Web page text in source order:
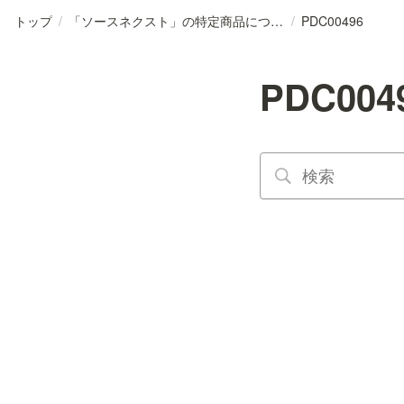
トップ / 「ソースネクスト」の特定商品について / PDC00496